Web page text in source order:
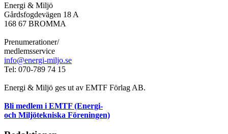
Energi & Miljö
Gårdsfogdevägen 18 A
168 67 BROMMA
Prenumerationer/
medlemsservice
info@energi-miljo.se
Tel: 070-789 74 15
Energi & Miljö ges ut av EMTF Förlag AB.
Bli medlem i EMTF (Energi-
och Miljötekniska Föreningen)